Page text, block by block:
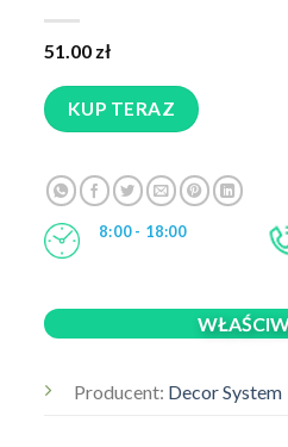
51.00 zł
KUP TERAZ
8:00 - 18:00
Producent: Decor System